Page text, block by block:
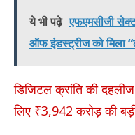
ये भी पढ़े एफएमसीजी
ऑफ इंडस्ट्रीज को मिला
डिजिटल क्रांति की
लिए ₹3,942 करोड़ की